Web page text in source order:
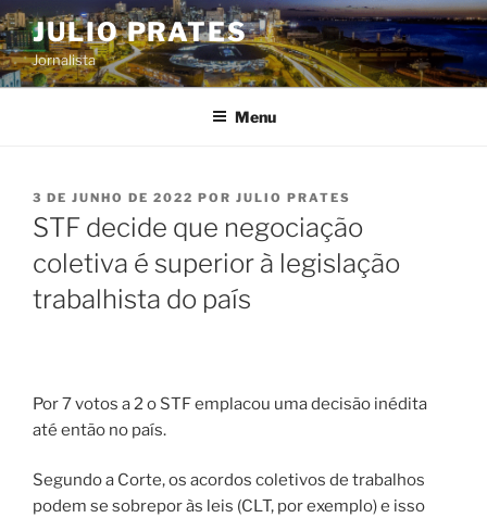
Pular
para
o
conteúdo
JULIO PRATES
Jornalista
Menu
PUBLICADO
EM
3 DE JUNHO DE 2022 POR JULIO PRATES
STF decide que negociação
coletiva é superior à legislação
trabalhista do país
Por 7 votos a 2 o STF emplacou uma decisão inédita
até então no país.
Segundo a Corte, os acordos coletivos de trabalhos
podem se sobrepor às leis (CLT, por exemplo) e isso